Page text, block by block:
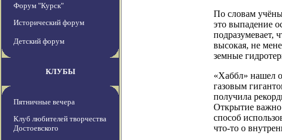
Форум "Курск"
Исторический форум
Детский форум
КЛУБЫ
Пятничные вечера
Клуб любителей творчества
Достоевского
По словам
это выпадение
подразумевает,
высокая, не
земные
«Хаббл» нашел
газовым
получила
Открытие важно
способ
что-то о